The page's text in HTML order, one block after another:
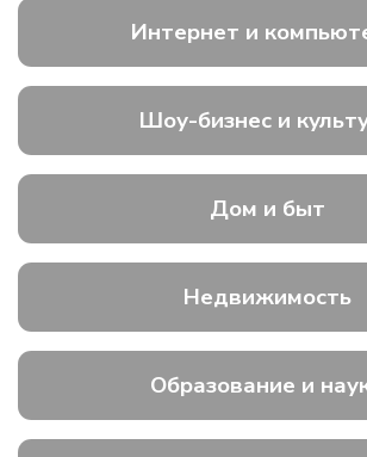
Интернет и
Шоу-бизнес и
Дом и быт
Недвижимость
Образование и